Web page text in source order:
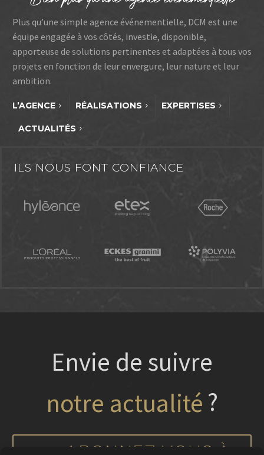
réussie.
Plus qu’une simple agence événementielle, DCM est une
équipe engagée à vos côtés, investie, disponible,
apporteuse de solutions pertinentes et adaptées à tous vos
projets en fonction de leur envergure, leur nature et leur
ambition.
L’AGENCE RÉALISATIONS EXPERTISES
ACTUALITÉS
ILS NOUS FONT CONFIANCE
Envie de suivre
nos projets?
ABONNEZ-VOUS À